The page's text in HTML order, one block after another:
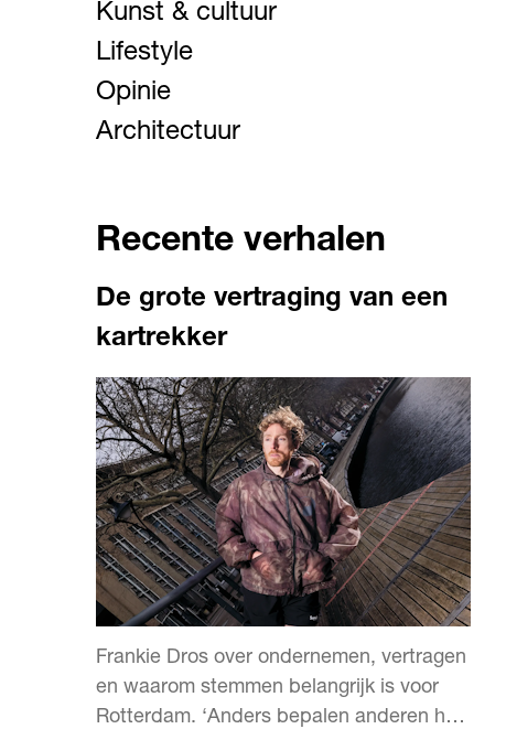
Kunst & cultuur
Lifestyle
Opinie
Architectuur
Recente verhalen
De grote vertraging van een
kartrekker
Frankie Dros over ondernemen, vertragen
en waarom stemmen belangrijk is voor
Rotterdam. ‘Anders bepalen anderen hoe